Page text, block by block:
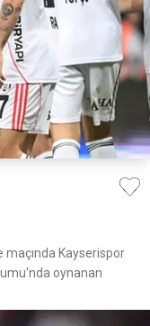
maçında Kayserispor
oynanan